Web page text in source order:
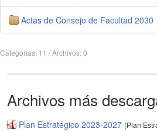
Actas de Consejo de Facultad 2030
Categorías: 11 /Archivos: 0
Archivos más
Plan Estratégico 2023-2027 (Plan